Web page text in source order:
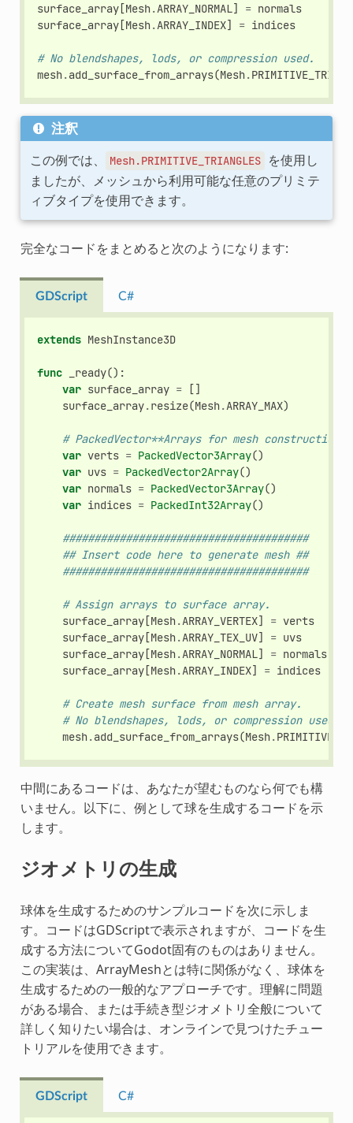
surface_array [Mesh.ARRAY_NORMAL] = normals
surface_array [Mesh.ARRAY_INDEX] = indices
# No blendshapes, lods, or compression used.
mesh.add_surface_from_arrays(Mesh.
注釈
この例では、 Mesh.PRIMITIVE_TRIANGLES
を使用し
ましたが、メッシュから利用可能な任意のプリミテ
ィブタイプを使用できます。
完全なコードをまとめると次のようになります:
GDScript C#
extends MeshInstance3D
func _ready():
var surface_array =
[]
surface_array.resize(Mesh.ARRAY_MAX)
# PackedVector**Arrays for mesh construction.
var verts = PackedVector3Array()
var uvs = PackedVector2Array()
var normals = PackedVector3Array()
var indices = PackedInt32Array()
#######################################
## Insert code here to generate mesh ##
#######################################
# Assign arrays to surface array.
surface_array [Mesh.ARRAY_VERTEX] = verts
surface_array [Mesh.ARRAY_TEX_UV] = uvs
surface_array [Mesh.ARRAY_NORMAL] = normals
surface_array [Mesh.ARRAY_INDEX] = indices
# Create mesh surface from mesh array.
# No blendshapes, lods, or compression used.
mesh.add_surface_from_arrays(Mesh.
中間にあるコードは、あなたが望むものなら何でも構
いません。以下に、例として球を生成するコードを示
します。
ジオメトリの生成
球体を生成するためのサンプルコードを次に示しま
す。コードはGDScriptで表示されますが、コードを生
成する方法についてGodot固有のものはありません。
この実装は、ArrayMeshとは特に関係がなく、球体を
生成するための一般的なアプローチです。理解に問題
がある場合、または手続き型ジオメトリ全般について
詳しく知りたい場合は、オンラインで見つけたチュー
トリアルを使用できます。
GDScript C#